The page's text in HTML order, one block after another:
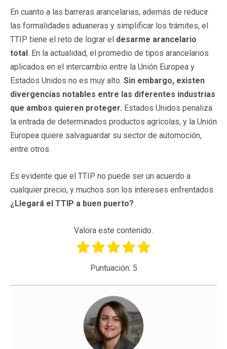
En cuanto a las barreras arancelarias, además de reducir
las formalidades aduaneras y simplificar los trámites, el
TTIP tiene el reto de lograr el desarme arancelario
total. En la actualidad, el promedio de tipos arancelarios
aplicados en el intercambio entre la Unión Europea y
Estados Unidos no es muy alto. Sin embargo, existen
divergencias notables entre las diferentes industrias
que ambos quieren proteger. Estados Unidos penaliza
la entrada de determinados productos agrícolas, y la Unión
Europea quiere salvaguardar su sector de automoción,
entre otros.
Es evidente que el TTIP no puede ser un acuerdo a
cualquier precio, y muchos son los intereses enfrentados.
¿Llegará el TTIP a buen puerto?
Valora este contenido.
Puntuación: 5